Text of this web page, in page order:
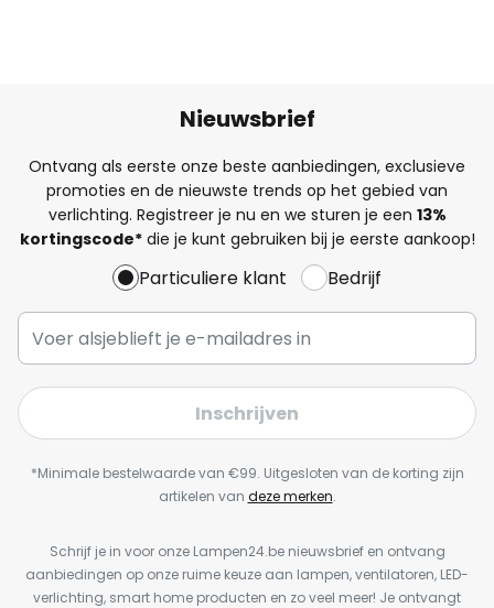
Nieuwsbrief
Ontvang als eerste onze beste aanbiedingen, exclusieve
promoties en de nieuwste trends op het gebied van
verlichting. Registreer je nu en we sturen je een 13%
kortingscode*die je kunt gebruiken bij je eerste aankoop!
Particuliere klant Bedrijf
Inschrijven
*Minimale bestelwaarde van €99. Uitgesloten van de korting zijn
artikelen van deze merken.
Schrijf je in voor onze Lampen24.be nieuwsbrief en ontvang
aanbiedingen op onze ruime keuze aan lampen, ventilatoren, LED-
verlichting, smart home producten en zo veel meer! Je ontvangt